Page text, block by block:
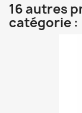
16 autres
catégorie :